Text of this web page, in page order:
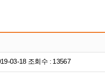
03-18 조회수 : 13567